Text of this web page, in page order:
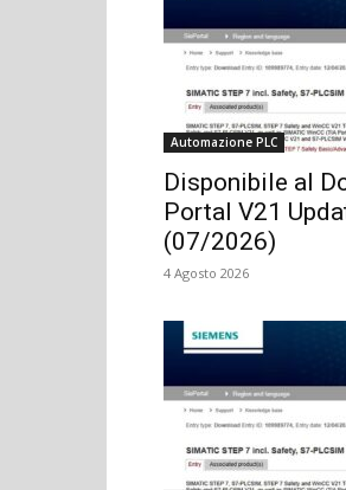
Automazione PLC
Disponibile al
Portal V21
(07/2026)
4 Agosto 2026